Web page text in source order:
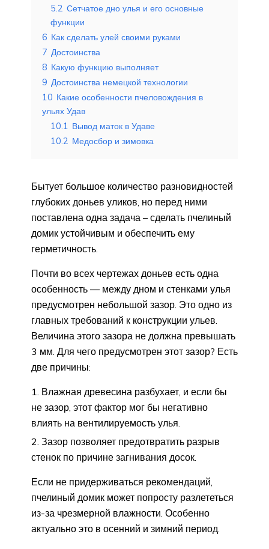
5.2 Сетчатое дно улья и его основные
функции
6 Как сделать улей своими руками
7 Достоинства
8 Какую функцию выполняет
9 Достоинства немецкой технологии
10 Какие особенности пчеловождения в
ульях Удав
10.1 Вывод маток в Удаве
10.2 Медосбор и зимовка
Бытует большое количество разновидностей
глубоких доньев уликов, но перед ними
поставлена одна задача – сделать пчелиный
домик устойчивым и обеспечить ему
герметичность.
Почти во всех чертежах доньев есть одна
особенность — между дном и стенками улья
предусмотрен небольшой зазор. Это одно из
главных требований к конструкции ульев.
Величина этого зазора не должна превышать
3 мм. Для чего предусмотрен этот зазор? Есть
две причины:
Влажная древесина разбухает, и если бы
не зазор, этот фактор мог бы негативно
влиять на вентилируемость улья.
Зазор позволяет предотвратить разрыв
стенок по причине загнивания досок.
Если не придерживаться рекомендаций,
пчелиный домик может попросту разлететься
из-за чрезмерной влажности. Особенно
актуально это в осенний и зимний период.